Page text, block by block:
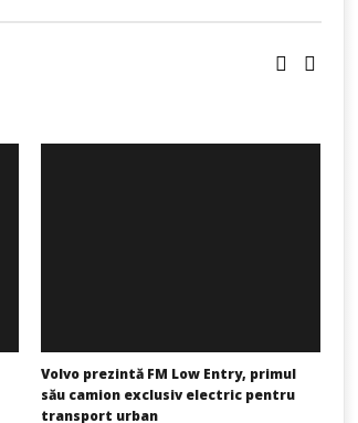
Volvo prezintă FM Low Entry, primul
său camion exclusiv electric pentru
transport urban